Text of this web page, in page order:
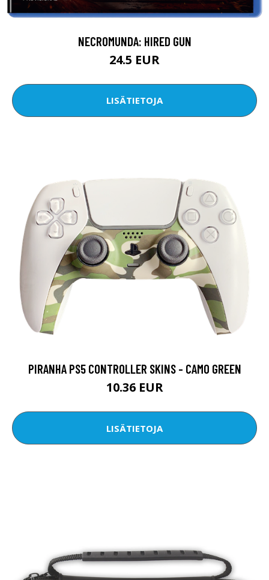
NECROMUNDA: HIRED GUN
24.5 EUR
LISÄTIETOJA
PIRANHA PS5 CONTROLLER SKINS - CAMO GREEN
10.36 EUR
LISÄTIETOJA